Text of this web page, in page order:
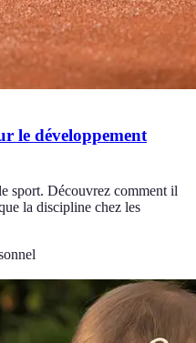
le développement
sport. Découvrez comment il
la discipline chez les